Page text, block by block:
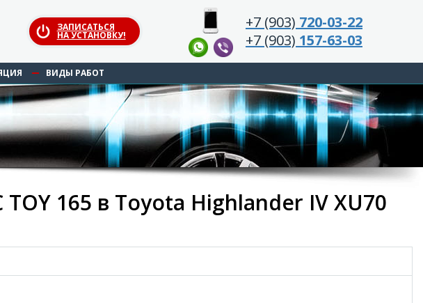
ЗАПИСАТЬСЯ
НА УСТАНОВКУ!
+7 (903) 720-03-22
+7 (903) 157-63-03
ВИДЫ РАБОТ
TOY 165 в Toyota Highlander IV XU70